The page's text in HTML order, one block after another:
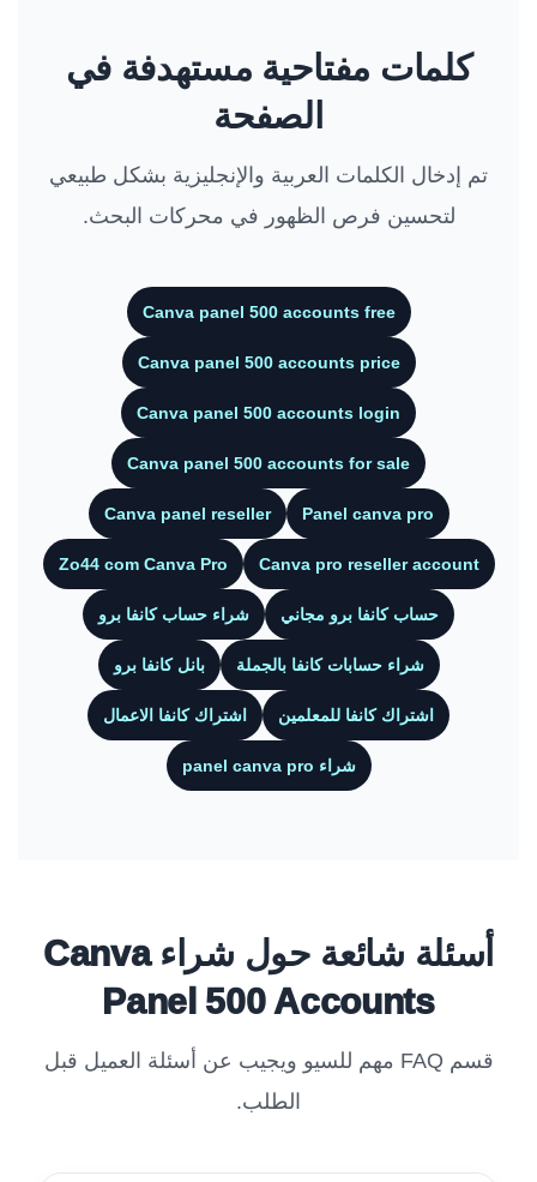
كلمات مفتاحية مستهدفة في
الصفحة
تم إدخال الكلمات العربية والإنجليزية بشكل طبيعي
لتحسين فرص الظهور في محركات البحث.
Canva panel 500 accounts free
Canva panel 500 accounts price
Canva panel 500 accounts login
Canva panel 500 accounts for sale
Panel canva pro
Canva panel reseller
Canva pro reseller account
Zo44 com Canva Pro
حساب كانفا برو مجاني شراء حساب كانفا برو
شراء حسابات كانفا بالجملة بانل كانفا برو
اشتراك كانفا للمعلمين اشتراك كانفا الاعمال
شراء panel canva pro
أسئلة شائعة حول شراء Canva
Panel 500 Accounts
قسم FAQ مهم للسيو ويجيب عن أسئلة العميل قبل
الطلب.